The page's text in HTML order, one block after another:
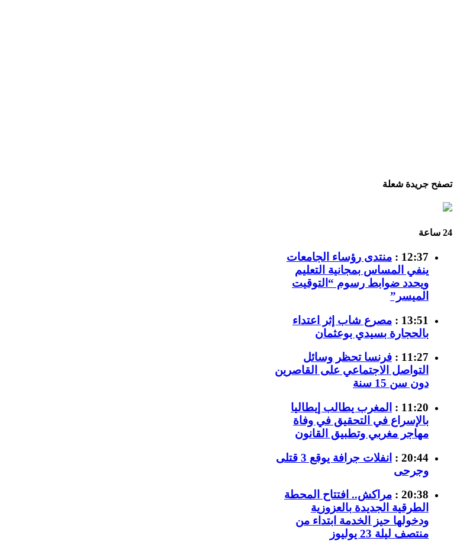
تصفح جريدة شعلة
24 ساعة
12:37 :
منتدى رؤساء الجامعات
ينفي المساس بمجانية التعليم
ويحدد ضوابط رسوم “التوقيت
الميسر”
13:51 :
مصرع شاب إثر اعتداء
بالحجارة بسيدي بوعثمان
11:27 :
فرنسا تحظر وسائل
التواصل الاجتماعي على القاصرين
دون سن 15 سنة
11:20 :
المغرب يطالب إيطاليا
بالإسراع في التحقيق في وفاة
مهاجر مغربي وتطبيق القانون
20:44 :
انفلات جرافة يوقع 3 قتلى
وجرحى
20:38 :
مراكش.. افتتاح المحطة
الطرقية الجديدة بالعزوزية
ودخولها حيز الخدمة ابتداء من
منتصف ليلة 23 يوليوز